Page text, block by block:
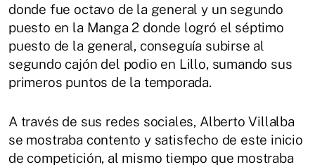
donde fue octavo de la general y un segundo
puesto en la Manga 2 donde logró el séptimo
puesto de la general, conseguía subirse al
segundo cajón del podio en Lillo, sumando sus
primeros puntos de la temporada.
A través de sus redes sociales, Alberto Villalba
se mostraba contento y satisfecho de este inicio
de competición, al mismo tiempo que mostraba